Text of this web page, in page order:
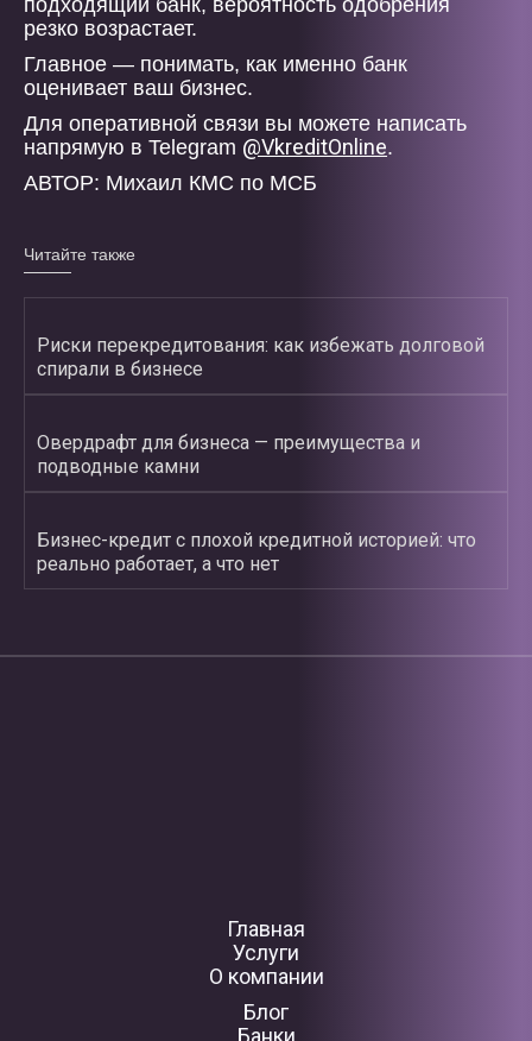
подходящий банк, вероятность одобрения
резко возрастает.
Главное — понимать, как именно банк
оценивает ваш бизнес.
Для оперативной связи вы можете написать
напрямую в Telegram @VkreditOnline.
АВТОР: Михаил КМС по МСБ
Читайте также
Риски перекредитования: как избежать долговой
спирали в бизнесе
Овердрафт для бизнеса — преимущества и
подводные камни
Бизнес-кредит с плохой кредитной историей: что
реально работает, а что нет
Главная
Услуги
О компании
Блог
Банки